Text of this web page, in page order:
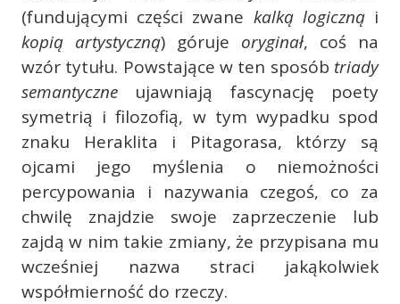
(fundującymi części zwane kalką logiczną i
kopią artystyczną) góruje oryginał, coś na
wzór tytułu. Powstające w ten sposób triady
semantyczne ujawniają fascynację poety
symetrią i filozofią, w tym wypadku spod
znaku Heraklita i Pitagorasa, którzy są
ojcami jego myślenia o niemożności
percypowania i nazywania czegoś, co za
chwilę znajdzie swoje zaprzeczenie lub
zajdą w nim takie zmiany, że przypisana mu
wcześniej nazwa straci jakąkolwiek
współmierność do rzeczy.